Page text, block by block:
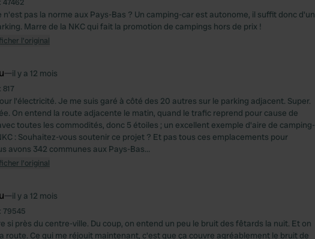
47462
n'est pas la norme aux Pays-Bas ? Un camping-car est autonome, il suffit donc d'un
Marre de la NKC qui fait la promotion de campings hors de prix !
l'original
—il y a 12 mois
817
l'électricité. Je me suis garé à côté des 20 autres sur le parking adjacent. Super.
On entend la route adjacente le matin, quand le trafic reprend pour cause de
toutes les commodités, donc 5 étoiles ; un excellent exemple d'aire de camping-
: Souhaitez-vous soutenir ce projet ? Et pas tous ces emplacements pour
avons 342 communes aux Pays-Bas…
l'original
—il y a 12 mois
79545
si près du centre-ville. Du coup, on entend un peu le bruit des fêtards la nuit. Et on
route. Ce qui me réjouit maintenant, c'est que ça couvre agréablement le bruit de